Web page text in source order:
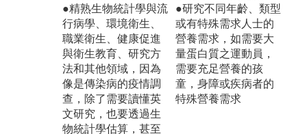
●精熟生物統計學與流
行病學、環境衛生、
職業衛生、健康促進
與衛生教育、研究方
法和其他領域，因為
像是傳染病的疫情調
查，除了需要讀懂英
文研究，也要透過生
物統計學估算，甚至
●研究不同年齡、類型
或有特殊需求人士的
營養需求，如需要大
量蛋白質之運動員，
需要充足營養的孩
童，身障或疾病者的
特殊營養需求